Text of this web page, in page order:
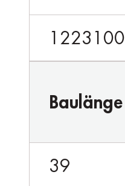
1223100
Baulänge
39